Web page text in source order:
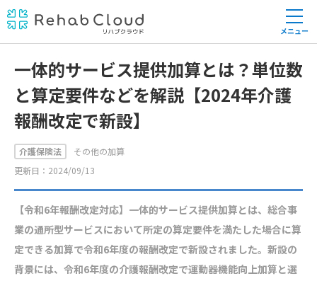
メニュー
一体的サービス提供加算とは？単位数
と算定要件などを解説【2024年介護
報酬改定で新設】
介護保険法
その他の加算
更新日：2024/09/13
【令和6年報酬改定対応】一体的サービス提供加算とは、総合事
業の通所型サービスにおいて所定の算定要件を満たした場合に算
定できる加算で令和6年度の報酬改定で新設されました。新設の
背景には、令和6年度の介護報酬改定で運動器機能向上加算と選